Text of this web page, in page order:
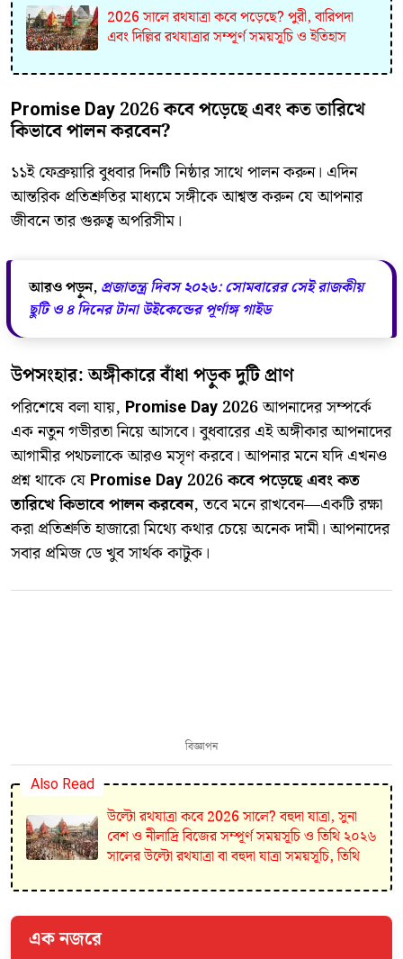
2026 সালে রথযাত্রা কবে পড়েছে? পুরী, বারিপদা
এবং দিল্লির রথযাত্রার সম্পূর্ণ সময়সূচি ও ইতিহাস
Promise Day 2026 কবে পড়েছে এবং কত তারিখে
কিভাবে পালন করবেন?
​১১ই ফেব্রুয়ারি বুধবার দিনটি নিষ্ঠার সাথে পালন করুন। এদিন
আন্তরিক প্রতিশ্রুতির মাধ্যমে সঙ্গীকে আশ্বস্ত করুন যে আপনার
জীবনে তার গুরুত্ব অপরিসীম।
আরও পড়ুন, প্রজাতন্ত্র দিবস ২০২৬: সোমবারের সেই রাজকীয়
ছুটি ও ৪ দিনের টানা উইকেন্ডের পূর্ণাঙ্গ গাইড
উপসংহার: অঙ্গীকারে বাঁধা পড়ুক দুটি প্রাণ
​পরিশেষে বলা যায়, Promise Day 2026আপনাদের সম্পর্কে
এক নতুন গভীরতা নিয়ে আসবে। বুধবারের এই অঙ্গীকার আপনাদের
আগামীর পথচলাকে আরও মসৃণ করবে। আপনার মনে যদি এখনও
প্রশ্ন থাকে যে Promise Day 2026 কবে পড়েছে এবং কত
তারিখে কিভাবে পালন করবেন, তবে মনে রাখবেন—একটি রক্ষা
করা প্রতিশ্রুতি হাজারো মিথ্যে কথার চেয়ে অনেক দামী। আপনাদের
সবার প্রমিজ ডে খুব সার্থক কাটুক।
বিজ্ঞাপন
Also Read
উল্টো রথযাত্রা কবে 2026 সালে? বহুদা যাত্রা, সুনা
বেশ ও নীলাদ্রি বিজের সম্পূর্ণ সময়সূচি ও তিথি ২০২৬
সালের উল্টো রথযাত্রা বা বহুদা যাত্রা সময়সূচি, তিথি
এক নজরে